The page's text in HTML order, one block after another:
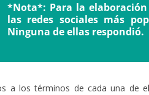
*Nota*: Para la
las redes sociales más
Ninguna de ellas respondió.
a los términos de cada una de